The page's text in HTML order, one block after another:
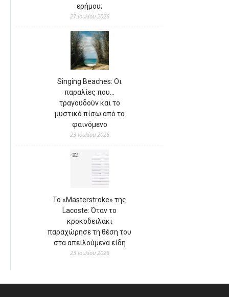
ερήμου;
27 Ιουλίου 2026
Singing Beaches: Οι
παραλίες που…
τραγουδούν και το
μυστικό πίσω από το
φαινόμενο
23 Ιουλίου 2026
Το «Masterstroke» της
Lacoste: Όταν το
κροκοδειλάκι
παραχώρησε τη θέση του
στα απειλούμενα είδη
23 Ιουλίου 2026